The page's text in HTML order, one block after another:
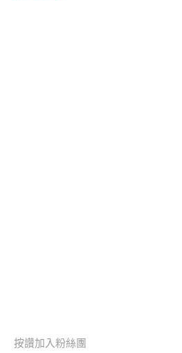
按讚加入粉絲團